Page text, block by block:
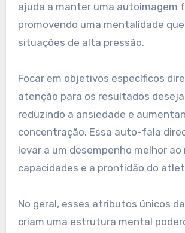
ajuda a manter uma autoimagem
promovendo uma mentalidade
situações de alta pressão.
Focar em objetivos específicos
atenção para os resultados
reduzindo a ansiedade e
concentração. Essa auto-fala
levar a um desempenho melhor
capacidades e a prontidão do
No geral, esses atributos únicos
criam uma estrutura mental